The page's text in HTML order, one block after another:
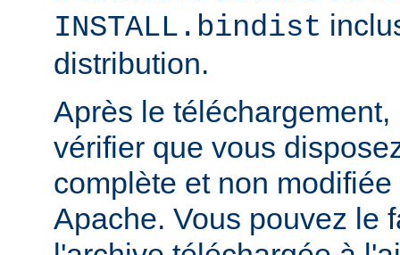
INSTALL.bindist
distribution.
Après le
vérifier que vous
complète et non
Apache. Vous pouvez le